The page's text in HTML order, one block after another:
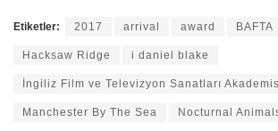
Etiketler: 2017 arrival award BAFTA
Hacksaw Ridge i daniel blake
İngiliz Film ve Televizyon Sanatları
Manchester By The Sea Nocturnal